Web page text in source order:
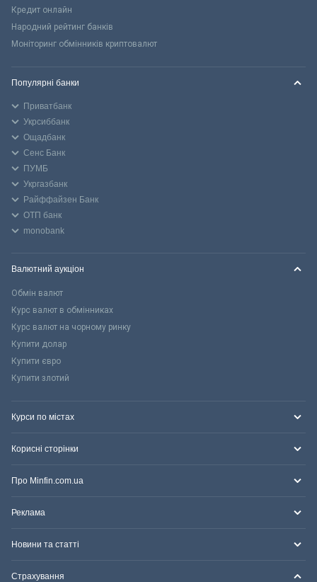
Кредит онлайн
Народний рейтинг банків
Моніторинг обмінників криптовалют
Популярні банки
Приватбанк
Укрсиббанк
Ощадбанк
Сенс Банк
ПУМБ
Укргазбанк
Райффайзен Банк
ОТП банк
monobank
Валютний аукціон
Обмін валют
Курс валют в обмінниках
Курс валют на чорному ринку
Купити долар
Купити євро
Купити злотий
Курси по містах
Корисні сторінки
Про Minfin.com.ua
Реклама
Новини та статті
Страхування